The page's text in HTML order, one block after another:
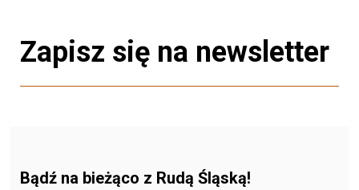
Zapisz się na newsletter
Bądź na bieżąco z Rudą Śląską!